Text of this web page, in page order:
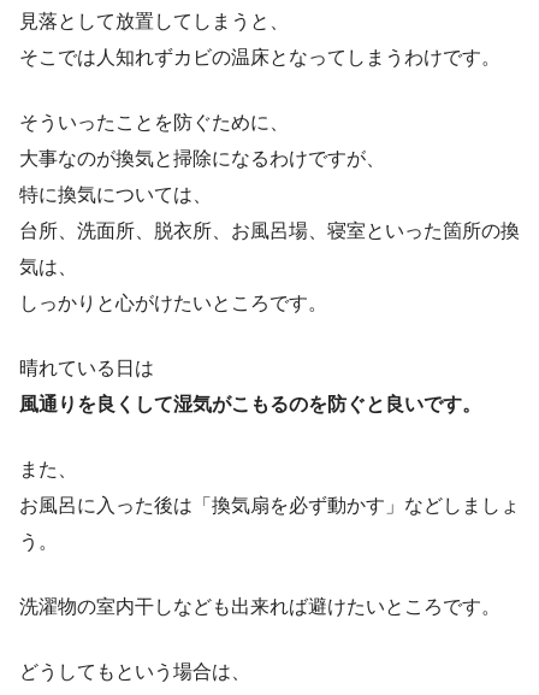
見落として放置してしまうと、
そこでは人知れずカビの温床となってしまうわけです。
そういったことを防ぐために、
大事なのが換気と掃除になるわけですが、
特に換気については、
台所、洗面所、脱衣所、お風呂場、寝室といった箇所の換
気は、
しっかりと心がけたいところです。
晴れている日は
風通りを良くして湿気がこもるのを防ぐと良いです。
また、
お風呂に入った後は「換気扇を必ず動かす」などしましょ
う。
洗濯物の室内干しなども出来れば避けたいところです。
どうしてもという場合は、